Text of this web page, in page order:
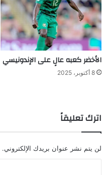
الأخضر كعبه عالٍ على الإندونيسي
8 أكتوبر، 2025
اترك تعليقاً
لن يتم نشر عنوان بريدك الإلكتروني.